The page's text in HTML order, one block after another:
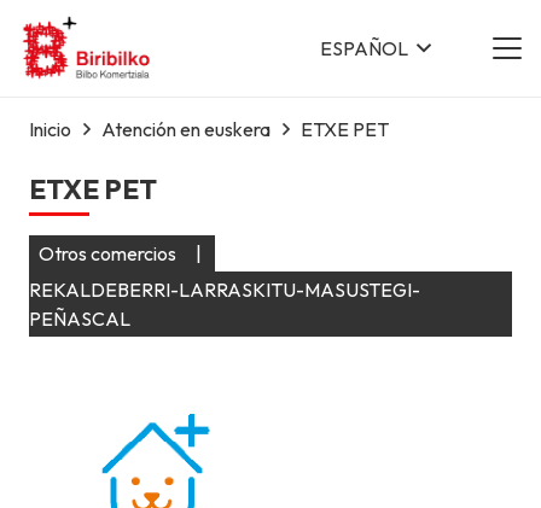
ESPAÑOL
Inicio Atención en euskera ETXE PET
ETXE PET
Otros comercios
|
REKALDEBERRI-LARRASKITU-MASUSTEGI-
PEÑASCAL